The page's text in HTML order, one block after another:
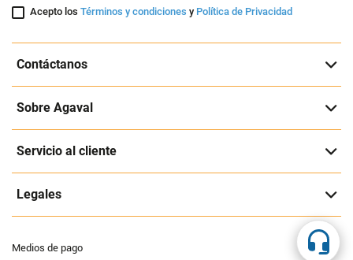
AGREGAR AGREGAR
Suscríbete a nuestra página
Registrarme